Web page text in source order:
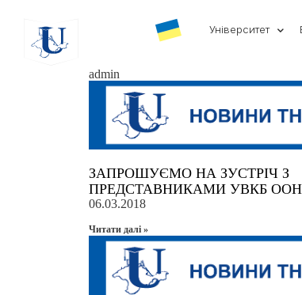
Університет
admin
ЗАПРОШУЄМО НА ЗУСТРІЧ З
ПРЕДСТАВНИКАМИ УВКБ ООН
06.03.2018
Читати далi »